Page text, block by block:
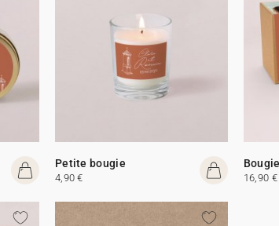
Petite bougie
4,90 € 16,90 €